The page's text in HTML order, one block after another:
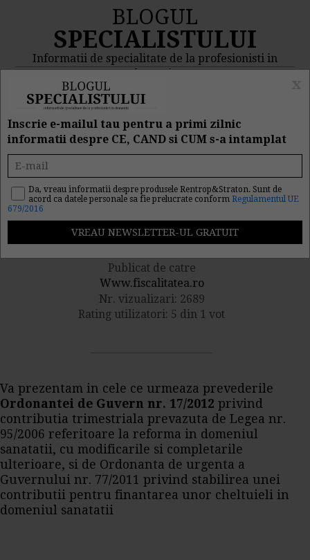
BLOGUL
SPECIALISTULUI
Informatii de specialitate de la profesionisti in
domeniu
MENIU
OG nr. 17: Noi
reglementari privind
contributiile din sanatate
Publicat de catre
Www.fiscalitatea.ro
Nr. vizualizari: 2689
Rating utilizatori: 5 din 1 vot
Va prezentam in cele ce urmeaza prevederile
Ordonantei de Guvern nr. 17/2012 privind
contributia trimestriala prevazuta de Legea nr.
95/2006 referitoare la reforma in domeniul
sanatatii, cu modificarile si completarile
ulterioare, si de Ordonanta de urgenta a
Guvernului nr. 77/2011 privind stabilirea unei
contributii pentru finantarea unor cheltuieli in
domeniul sanatatii
Inscrie e-mailul tau pentru a primi zilnic
informatii despre CE, CAND si CUM s-a intamplat
Da, vreau informatii despre produsele Rentrop&Straton. Sunt de
acord ca datele personale sa fie prelucrate conform Regulamentul UE
679/2016